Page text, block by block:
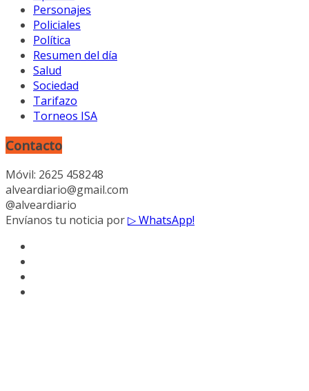
Personajes
Policiales
Política
Resumen del día
Salud
Sociedad
Tarifazo
Torneos ISA
Contacto
Móvil: 2625 458248
alveardiario@gmail.com
@alveardiario
Envíanos tu noticia por▷ WhatsApp!